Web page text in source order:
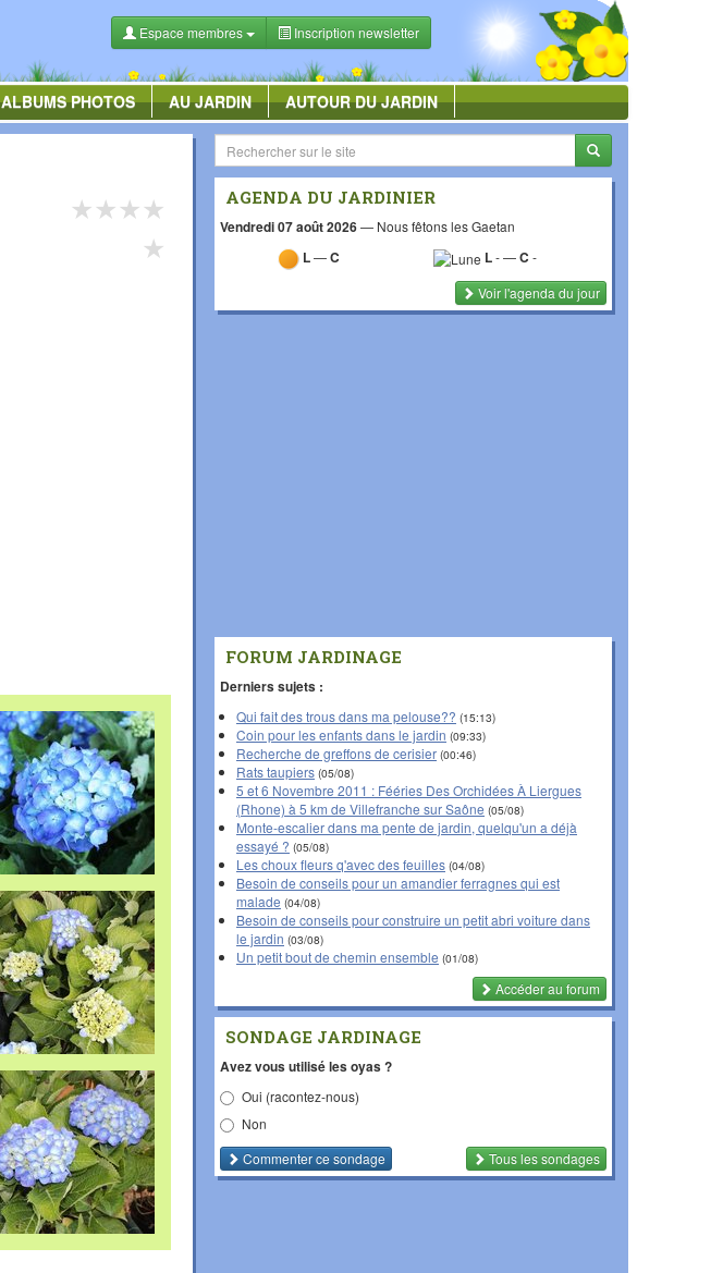
Espace membres Inscription newsletter
ALBUMSPHOTOS AU JARDIN AUTOUR DU JARDIN
★
★
★
★
★
AGENDA DU JARDINIER
Vendredi 07 août 2026— Nous fêtons les Gaetan
L—C L-—C-
Voir l'agenda du jour
FORUM JARDINAGE
Derniers sujets :
Qui fait des trous dans ma pelouse?? (15:13)
Coin pour les enfants dans le jardin (09:33)
Recherche de greffons de cerisier (00:46)
Rats taupiers (05/08)
5 et 6 Novembre 2011 : Fééries Des Orchidées À Liergues
(Rhone) à 5 km de Villefranche sur Saône (05/08)
Monte-escalier dans ma pente de jardin, quelqu'un a déjà
essayé ? (05/08)
Les choux fleurs q'avec des feuilles (04/08)
Besoin de conseils pour un amandier ferragnes qui est
malade (04/08)
Besoin de conseils pour construire un petit abri voiture dans
le jardin (03/08)
Un petit bout de chemin ensemble (01/08)
Accéder au forum
SONDAGE JARDINAGE
Avez vous utilisé les oyas ?
Oui (racontez-nous)
Non
Commenterce sondage Tous les sondages